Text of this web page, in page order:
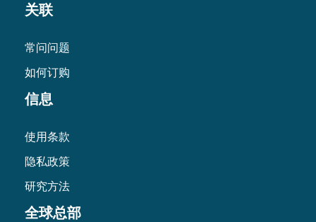
关联
常问问题
如何订购
信息
使用条款
隐私政策
研究方法
全球总部